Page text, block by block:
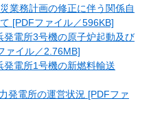
業務計画の修正に伴う関係自
[PDFファイル／596KB]
発電所3号機の原子炉起動及び
ァイル／2.76MB]
発電所1号機の新燃料輸送
発電所の運営状況 [PDFファ